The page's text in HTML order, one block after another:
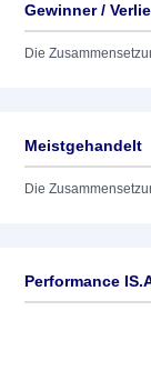
Gewinner /
Die
Meistgehandelt
Die
Performance